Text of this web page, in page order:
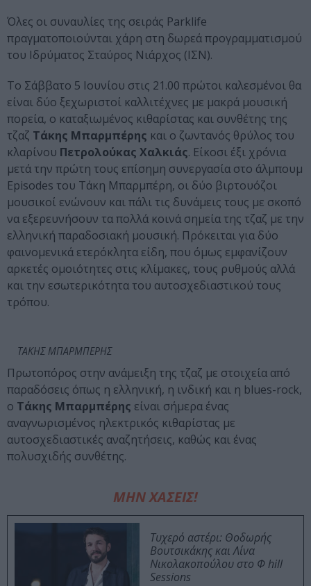
Όλες οι συναυλίες της σειράς Parklife
πραγματοποιούνται χάρη στη δωρεά προγραμματισμού
του Ιδρύματος Σταύρος Νιάρχος (ΙΣΝ).
Το Σάββατο 5 Ιουνίου στις 21.00 πρώτοι καλεσμένοι θα
είναι δύο ξεχωριστοί καλλιτέχνες με μακρά μουσική
πορεία, ο καταξιωμένος κιθαρίστας και συνθέτης της
τζαζ Τάκης Μπαρμπέρης και ο ζωντανός θρύλος του
κλαρίνου Πετρολούκας Χαλκιάς. Είκοσι έξι χρόνια
μετά την πρώτη τους επίσημη συνεργασία στο άλμπουμ
Episodes του Τάκη Μπαρμπέρη, οι δύο βιρτουόζοι
μουσικοί ενώνουν και πάλι τις δυνάμεις τους με σκοπό
να εξερευνήσουν τα πολλά κοινά σημεία της τζαζ με την
ελληνική παραδοσιακή μουσική. Πρόκειται για δύο
φαινομενικά ετερόκλητα είδη, που όμως εμφανίζουν
αρκετές ομοιότητες στις κλίμακες, τους ρυθμούς αλλά
και την εσωτερικότητα του αυτοσχεδιαστικού τους
τρόπου.
ΤΑΚΗΣ ΜΠΑΡΜΠΕΡΗΣ
Πρωτοπόρος στην ανάμειξη της τζαζ με στοιχεία από
παραδόσεις όπως η ελληνική, η ινδική και η blues-rock,
o Τάκης Μπαρμπέρης είναι σήμερα ένας
αναγνωρισμένος ηλεκτρικός κιθαρίστας με
αυτοσχεδιαστικές αναζητήσεις, καθώς και ένας
πολυσχιδής συνθέτης.
ΜΗΝ ΧΑΣΕΙΣ!
Τυχερό αστέρι: Θοδωρής
Βουτσικάκης και Λίνα
Νικολακοπούλου στο Φ hill
Sessions